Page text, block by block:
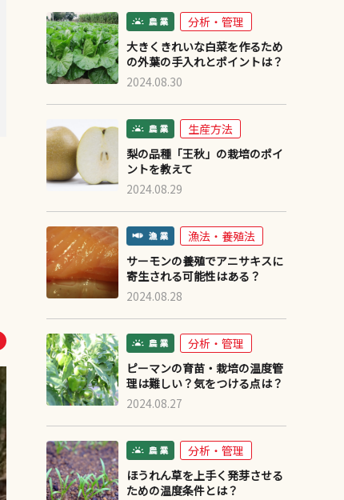
分析・管理
大きくきれいな白菜を作るため
の外葉の手入れとポイントは？
2024.08.30
生産方法
梨の品種「王秋」の栽培のポイ
ントを教えて
2024.08.29
漁法・養殖法
サーモンの養殖でアニサキスに
寄生される可能性はある？
2024.08.28
分析・管理
ピーマンの育苗・栽培の温度管
理は難しい？気をつける点は？
2024.08.27
分析・管理
ほうれん草を上手く発芽させる
ための温度条件とは？